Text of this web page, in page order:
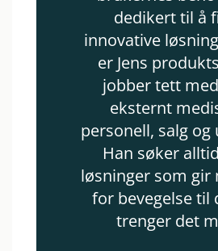
dedikert til å
innovative
er Jens
jobber tett
eksternt
personell, salg og
Han søker
løsninger som gir
for bevegelse til
trenger det